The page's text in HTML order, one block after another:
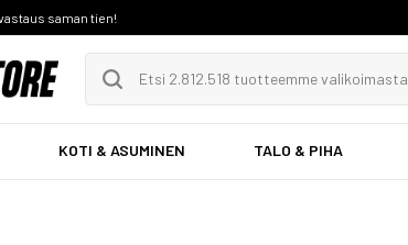
saman tien!
KOTI & ASUMINEN TALO & PIHA